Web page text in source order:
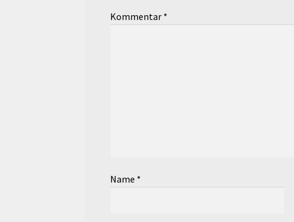
Kommentar *
Name *